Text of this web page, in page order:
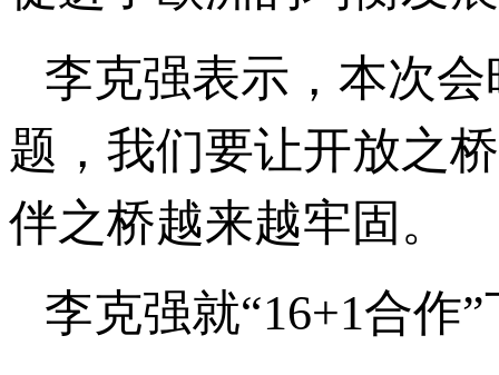
李克强表示，本次
题，我们要让开放之
伴之桥越来越牢固。
李克强就“16+1合作